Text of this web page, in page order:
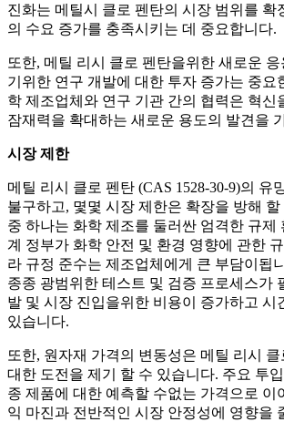
진화는 메틸시 클로 펜탄의 시장 범위를 확
의 수요 증가를 충족시키는 데 중요합니다.
또한, 메틸 리시 클로 펜탄을위한 새로운
기위한 연구 개발에 대한 투자 증가는 중요
학 제조업체와 연구 기관 간의 협력은 혁신
잠재력을 확대하는 새로운 용도의 발견을
시장 제한
메틸 리시 클로 펜탄 (CAS 1528-30-9)의 유
불구하고, 몇몇 시장 제한은 확장을 방해 할
중 하나는 화학 제조를 둘러싼 엄격한 규제
계 정부가 화학 안전 및 환경 영향에 관한
라 규정 준수는 제조업체에게 큰 부담이됩
종종 광범위한 테스트 및 검증 프로세스가
발 및 시장 진입을위한 비용이 증가하고 시
있습니다.
또한, 원자재 가격의 변동성은 메틸 리시
대한 도전을 제기 할 수 있습니다. 주요 투
종 제품에 대한 예측할 수없는 가격으로 이
익 마진과 전반적인 시장 안정성에 영향을